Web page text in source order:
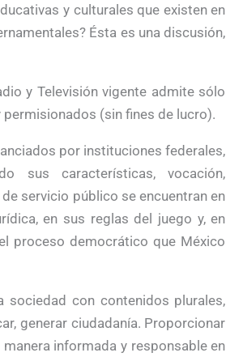
y culturales que existen en
Ésta es una discusión,
y Televisión vigente admite sólo
(sin fines de lucro).
por instituciones federales,
sus características, vocación,
servicio público se encuentran en
en sus reglas del juego y, en
proceso democrático que México
sociedad con contenidos plurales,
generar ciudadanía. Proporcionar
informada y responsable en